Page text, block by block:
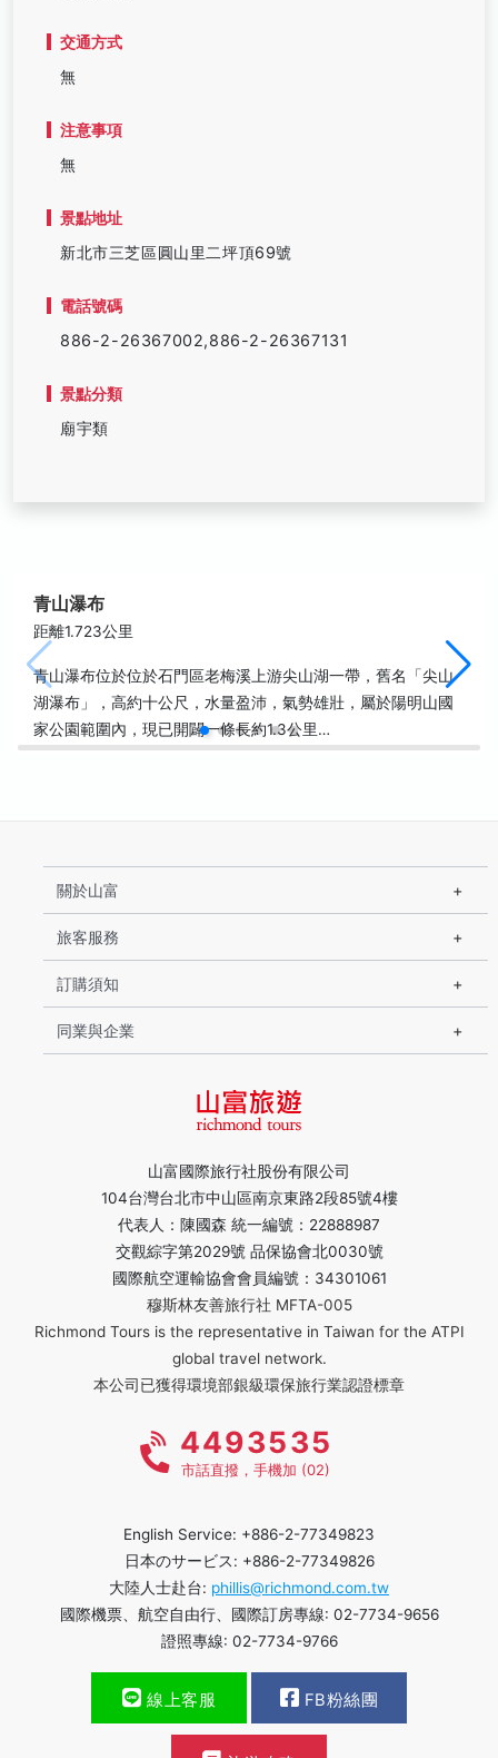
交通方式
無
注意事項
無
景點地址
新北市三芝區圓山里二坪頂69號
電話號碼
886-2-26367002,886-2-26367131
景點分類
廟宇類
青山瀑布
距離1.723公里
青山瀑布位於位於石門區老梅溪上游尖山湖一帶，舊名「尖山
湖瀑布」，高約十公尺，水量盈沛，氣勢雄壯，屬於陽明山國
家公園範圍內，現已開闢一條長約1.3公里…
山富國際旅行社股份有限公司
104台灣台北市中山區南京東路2段85號4樓
代表人：陳國森 統一編號：22888987
交觀綜字第2029號 品保協會北0030號
國際航空運輸協會會員編號：34301061
穆斯林友善旅行社 MFTA-005
Richmond Tours is the representative in Taiwan for the ATPI
global travel network.
本公司已獲得環境部銀級環保旅行業認證標章
關於山富
旅客服務
訂購須知
同業與企業
4493535
市話直撥，手機加 (02)
English Service: +886-2-77349823
日本のサービス: +886-2-77349826
大陸人士赴台: phillis@richmond.com.tw
國際機票、航空自由行、國際訂房專線: 02-7734-9656
證照專線: 02-7734-9766
線上客服 FB粉絲團